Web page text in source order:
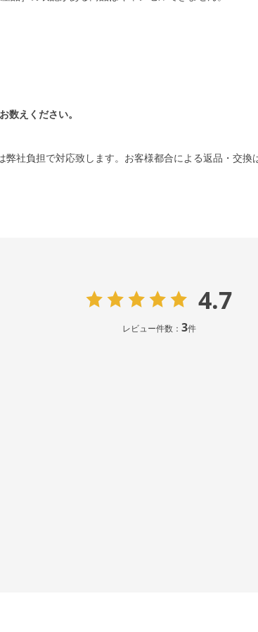
数えください。
社負担で対応致します。お客様都合による返品・交換
4.7
レビュー件数： 3件